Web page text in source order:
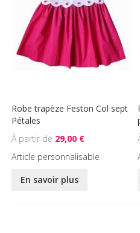
Robe trapèze Feston Col sept
Pétales
29,00 €
Article personnalisable
En savoir plus